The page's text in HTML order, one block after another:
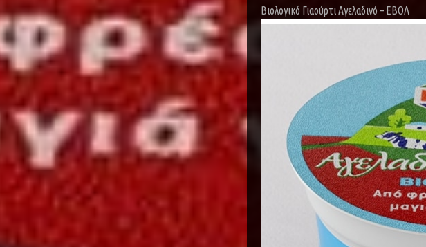
Βιολογικό Γιαούρτι Αγελαδινό – ΕΒΟΛ